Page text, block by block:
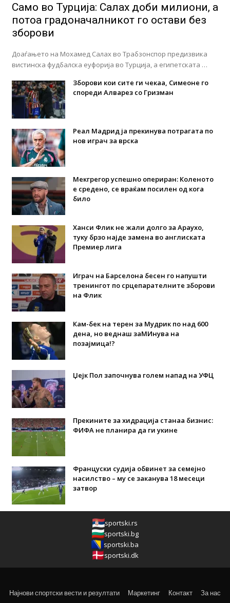
Само во Турција: Салах доби милиони, а
потоа градоначалникот го остави без
зборови
Доаѓањето на Мохамед Салах во Трабзонспор предизвика
вистинска фудбалска еуфорија во Турција, а египетската …
Зборови кои сите ги чекаа, Симеоне го
спореди Алварез со Гризман
Реал Мадрид ја прекинува потрагата по
нов играч за врска
Мекгрегор успешно опериран: Коленото
е средено, се враќам посилен од кога
било
Ханси Флик не жали долго за Араухо,
туку брзо најде замена во англиската
Премиер лига
Играч на Барселона бесен го напушти
тренингот по срцепарателните зборови
на Флик
Кам-бек на терен за Мудрик по над 600
дена, но веднаш заМИнува на
позајмица!?
Џејк Пол започнува голем напад на УФЦ
Прекините за хидрација станаа бизнис:
ФИФА не планира да ги укине
Француски судија обвинет за семејно
насилство – му се заканува 18 месеци
затвор
sportski.rs
sportski.bg
sportski.ba
sportski.dk
Најнови спортски вести и резултати Маркетинг Контакт За нас